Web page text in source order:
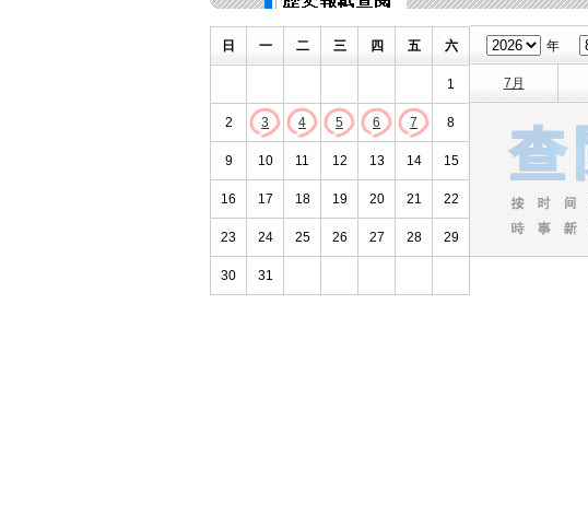
日 一 二 三 四 五 六
1
2 3 4 5 6 7 8
9 10 11 12 13 14 15
16 17 18 19 20 21 22
23 24 25 26 27 28 29
30 31
年
7月